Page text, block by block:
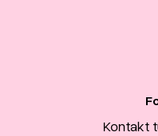
Kontakt